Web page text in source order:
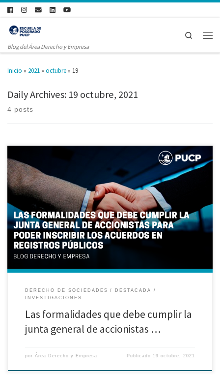
Blog del Área Derecho y Empresa
Search
Inicio » 2021 » octubre » 19
Daily Archives: 19 octubre, 2021
4 posts
Investigación realizada por Ricardo Casanova Ríos, Alexander Irigoin
Sánchez y Pamela Matta Valenzuela, alumnos de la maestría en Derecho
de la Empresa. I. PRESENTACIÓN DEL CASO PRÁCTICO En el presente caso,
la empresa Internacional de Servicios S.A. (en adelante, la sociedad),
solicitó la inscripción del acuerdo adoptado en su junta general […]
DERECHO DE SOCIEDADES
DESTACADA
INVESTIGACIONES
Las formalidades que debe cumplir la
junta general de accionistas …
por Área Derecho y Empresa Publicado 19 octubre, 2021